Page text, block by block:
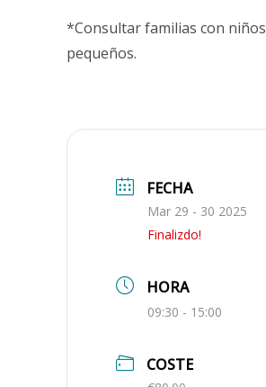
*Consultar familias con niños
pequeños.
FECHA
Mar 29 - 30 2025
Finalizdo!
HORA
09:30 - 15:00
COSTE